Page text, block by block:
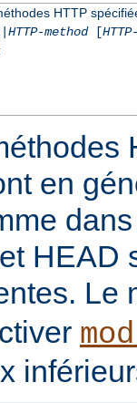
HTTP
HTTP-method[
en
HEAD
Le